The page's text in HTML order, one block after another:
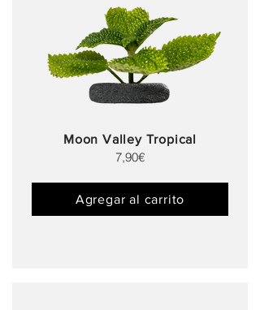
Moon Valley Tropical
7,90€
Agregar al carrito